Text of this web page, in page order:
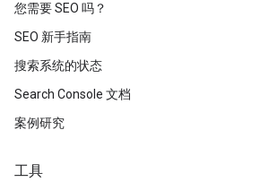
您需要 SEO 吗？
SEO 新手指南
搜索系统的状态
Search Console 文档
案例研究
工具